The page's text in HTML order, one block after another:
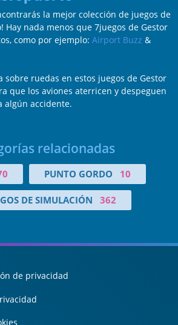
la mejor colección de juegos de
Hay nada menos que 7juegos de Gestor
como por ejemplo: Airport Buzz &
sobre ruedas en estos juegos de Gestor
que los aviones aterricen y despeguen
algún accidente.
relacionadas
PUNTO GORDO 10
DE SIMULACIÓN 362
de privacidad